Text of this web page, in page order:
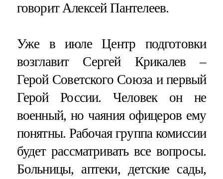
говорит Алексей Пантелеев.
Уже в июле Центр подготовки
возглавит Сергей Крикалев –
Герой Советского Союза и первый
Герой России. Человек он не
военный, но чаяния офицеров ему
понятны. Рабочая группа комиссии
будет рассматривать все вопросы.
Больницы, аптеки, детские сады,